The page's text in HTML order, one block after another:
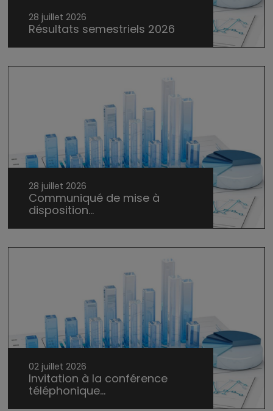
28 juillet 2026
Résultats semestriels 2026
28 juillet 2026
Communiqué de mise à
disposition...
02 juillet 2026
Invitation à la conférence
téléphonique...